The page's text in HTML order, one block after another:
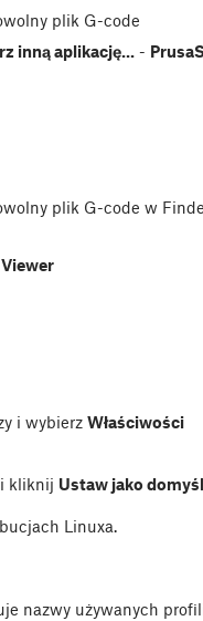
plik G-code
inną aplikację...-
plik G-code w
i wybierz Właściwości
kliknij Ustaw jako
Linuxa.
nazwy używanych